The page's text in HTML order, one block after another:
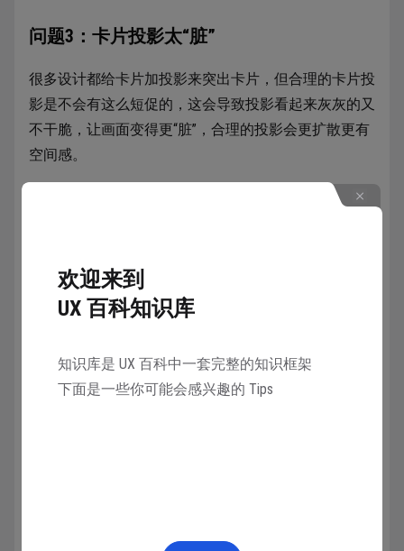
问题3：卡片投影太“脏”
很多设计都给卡片加投影来突出卡片，但合理的卡片投
影是不会有这么短促的，这会导致投影看起来灰灰的又
不干脆，让画面变得更“脏”，合理的投影会更扩散更有
空间感。
图标的应用虽然可以使用素材，但挑选素材也是要有技
巧的，除了切题以外，最重要的就是 —— 一致性。即图
图标的选择也反应一个比较深层次的问题，那就是稍微
欢迎来到
UX 百科知识库
知识库是 UX 百科中一套完整的知识框架
下面是一些你可能会感兴趣的 Tips